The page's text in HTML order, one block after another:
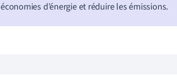
économies d’énergie et réduire les émissions.